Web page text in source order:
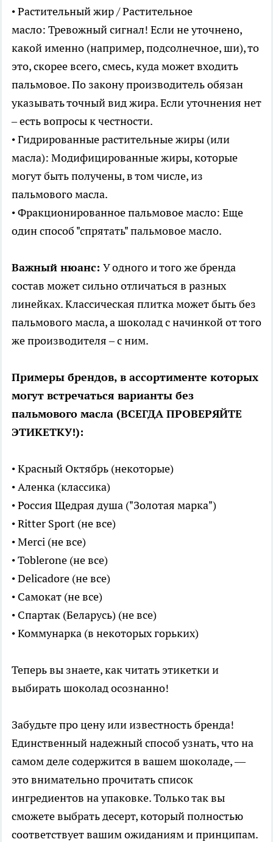
• Растительный жир / Растительное
масло: Тревожный сигнал! Если не уточнено,
какой именно (например, подсолнечное, ши), то
это, скорее всего, смесь, куда может входить
пальмовое. По закону производитель обязан
указывать точный вид жира. Если уточнения нет
– есть вопросы к честности.
• Гидрированные растительные жиры (или
масла): Модифицированные жиры, которые
могут быть получены, в том числе, из
пальмового масла.
• Фракционированное пальмовое масло: Еще
один способ "спрятать" пальмовое масло.
Важный нюанс: У одного и того же бренда
состав может сильно отличаться в разных
линейках. Классическая плитка может быть без
пальмового масла, а шоколад с начинкой от того
же производителя – с ним.
Примеры брендов, в ассортименте которых
могут встречаться варианты без
пальмового масла (ВСЕГДА ПРОВЕРЯЙТЕ
ЭТИКЕТКУ!):
• Красный Октябрь (некоторые)
• Аленка (классика)
• Россия Щедрая душа ("Золотая марка")
• Ritter Sport (не все)
• Merci (не все)
• Toblerone (не все)
• Delicadore (не все)
• Самокат (не все)
• Спартак (Беларусь) (не все)
• Коммунарка (в некоторых горьких)
Теперь вы знаете, как читать этикетки и
выбирать шоколад осознанно!
Забудьте про цену или известность бренда!
Единственный надежный способ узнать, что на
самом деле содержится в вашем шоколаде, —
это внимательно прочитать список
ингредиентов на упаковке. Только так вы
сможете выбрать десерт, который полностью
соответствует вашим ожиданиям и принципам.